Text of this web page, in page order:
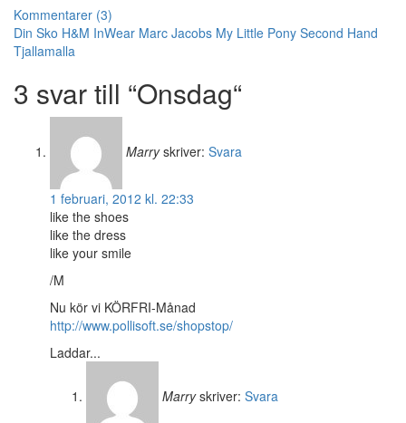
Kommentarer (3)
Din Sko H&M InWear Marc Jacobs My Little Pony Second Hand
Tjallamalla
3 svar till “Onsdag“
Marry skriver: Svara
1 februari, 2012 kl. 22:33
like the shoes
like the dress
like your smile
/M
Nu kör vi KÖRFRI-Månad
http://www.pollisoft.se/shopstop/
Laddar...
Marry skriver: Svara